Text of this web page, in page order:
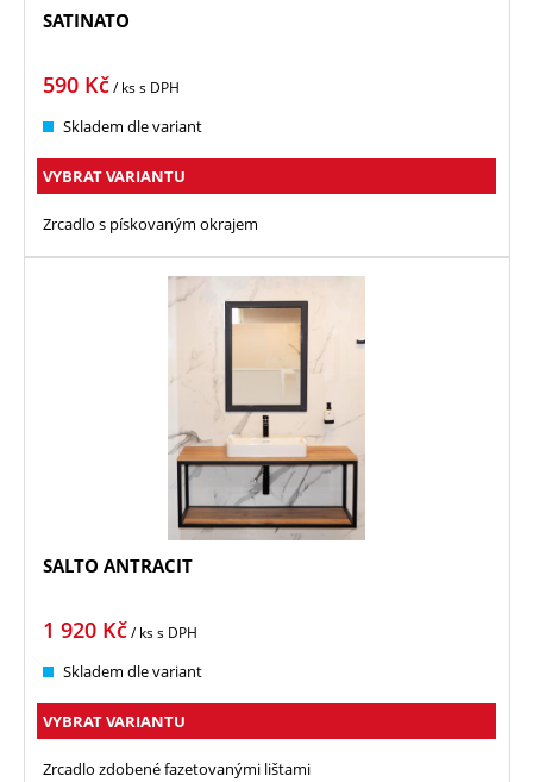
SATINATO
590 Kč/ kss DPH
Skladem dle variant
VYBRAT VARIANTU
Zrcadlo s pískovaným okrajem
SALTO ANTRACIT
1 920 Kč/ kss DPH
Skladem dle variant
VYBRAT VARIANTU
Zrcadlo zdobené fazetovanými lištami